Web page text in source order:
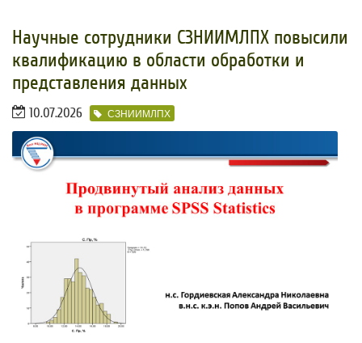
​Научные сотрудники СЗНИИМЛПХ повысили
квалификацию в области обработки и
представления данных
10.07.2026 СЗНИИМЛПХ